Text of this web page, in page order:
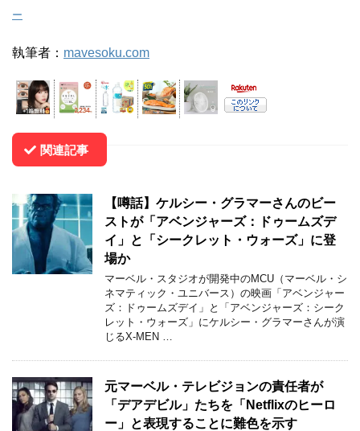
ー
執筆者： mavesoku.com
関連記事
【噂話】ケルシー・グラマーさんのビー
ストが「アベンジャーズ：ドゥームズデ
イ」と「シークレット・ウォーズ」に登
場か
マーベル・スタジオが開発中のMCU（マーベル・シ
ネマティック・ユニバース）の映画「アベンジャー
ズ：ドゥームズデイ」と「アベンジャーズ：シーク
レット・ウォーズ」にケルシー・グラマーさんが演
じるX-MEN …
元マーベル・テレビジョンの責任者が
「デアデビル」たちを「Netflixのヒーロ
ー」と表現することに難色を示す